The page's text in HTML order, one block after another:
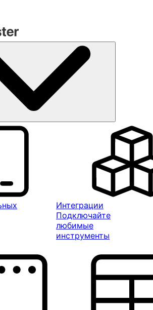
Интеграции
Подключайте
любимые
инструменты